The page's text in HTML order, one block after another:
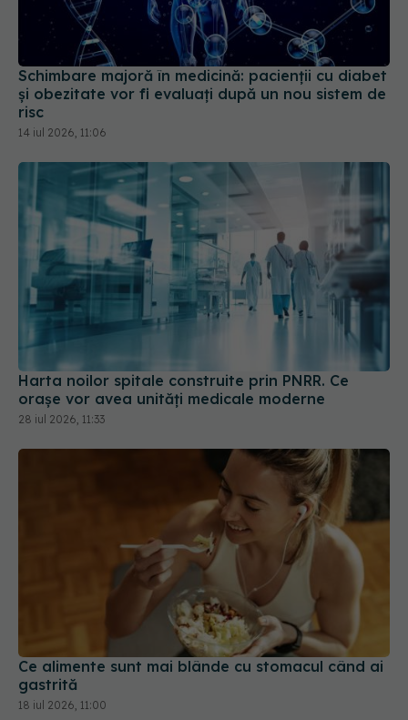
Schimbare majoră în medicină: pacienții cu diabet
și obezitate vor fi evaluați după un nou sistem de
risc
14 iul 2026, 11:06
Harta noilor spitale construite prin PNRR. Ce
orașe vor avea unități medicale moderne
28 iul 2026, 11:33
Ce alimente sunt mai blânde cu stomacul când ai
gastrită
18 iul 2026, 11:00